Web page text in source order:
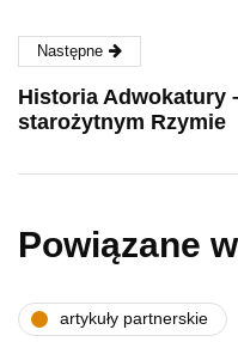
Następne
Historia Adwokatury
starożytnym Rzymie
Powiązane
artykuły partnerskie